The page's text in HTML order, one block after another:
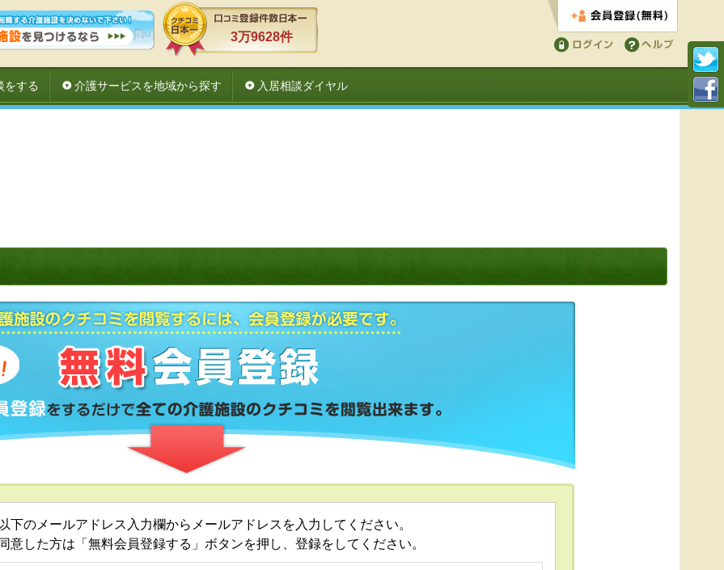
3万9628件
会員登録する
をする 介護サービスを地域から探す 入居相談ダイヤル
下のメールアドレス入力欄からメールアドレスを入力してください。
意した方は「無料会員登録する」ボタンを押し、登録をしてください。